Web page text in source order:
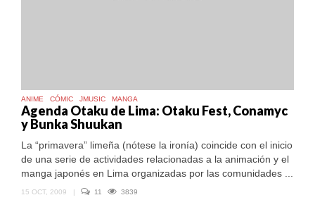
ANIME CÓMIC JMUSIC MANGA
Agenda Otaku de Lima: Otaku Fest, Conamyc
y Bunka Shuukan
La “primavera” limeña (nótese la ironía) coincide con el inicio
de una serie de actividades relacionadas a la animación y el
manga japonés en Lima organizadas por las comunidades ...
15 OCT, 2009 | 11 3839